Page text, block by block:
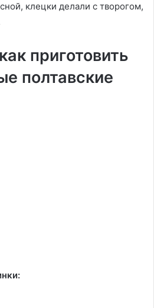
клецки делали с творогом,
приготовить
полтавские